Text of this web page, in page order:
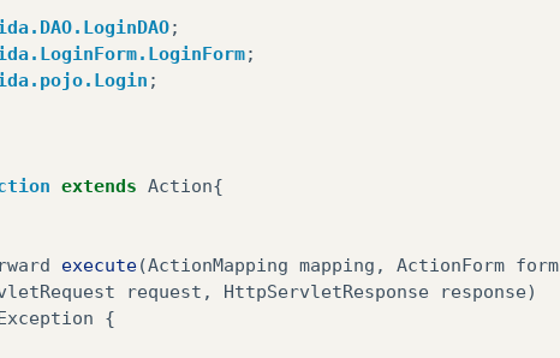
;
;
;
extends Action{
execute(ActionMapping mapping , ActionForm form
request , HttpServletResponse response)
{